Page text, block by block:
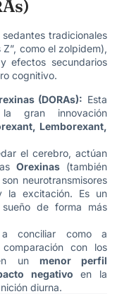
tradicionales
como el zolpidem),
efectos secundarios
cognitivo.
(DORAs): Esta
gran innovación
Lemborexant,
el cerebro, actúan
Orexinas (también
neurotransmisores
la excitación. Es un
de forma más
conciliar como a
con los
un menor perfil
negativo en la
diurna.